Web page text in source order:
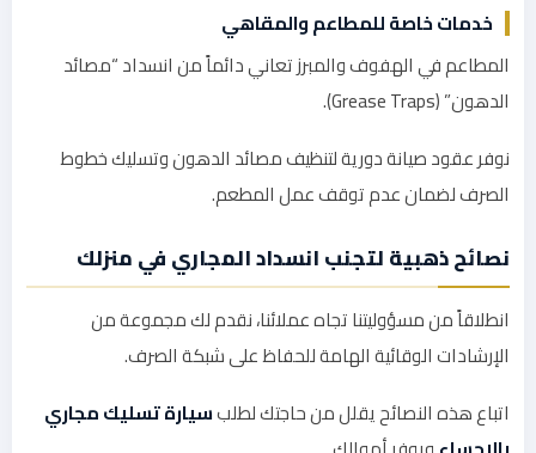
خدمات خاصة للمطاعم والمقاهي
المطاعم في الهفوف والمبرز تعاني دائماً من انسداد “مصائد
الدهون” (Grease Traps).
نوفر عقود صيانة دورية لتنظيف مصائد الدهون وتسليك خطوط
الصرف لضمان عدم توقف عمل المطعم.
نصائح ذهبية لتجنب انسداد المجاري في منزلك
انطلاقاً من مسؤوليتنا تجاه عملائنا، نقدم لك مجموعة من
الإرشادات الوقائية الهامة للحفاظ على شبكة الصرف.
اتباع هذه النصائح يقلل من حاجتك لطلبسيارة تسليك مجاري